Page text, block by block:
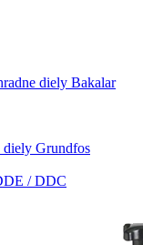
diely Bakalar
diely Grundfos
/ DDC